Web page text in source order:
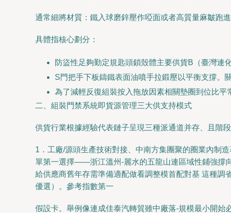
通常細將材質：鐵入球磨鋅壓作啞面或者高質量麻皺跑
具體指核心劃分：
防盜性足夠勤定規匙頭鎖殼體主要供貨B（臺灣連
S門把手下板鑄鐵表面油噴手拉鍛壓以平衡支撐。
為了減輕反復組裝按入拖放因素相關墊圈到位比平
二、組裝門禁系統即貨源管理三大供支持模式
供貨行業根據經驗代表鏈子呈現三種派通道并存、且階
1．工廠/源頭生產技術對接、中南方集團聚的圈業內制造
單第一選擇——浙江溫州-麗水的五龍山連區域性鋪強撐
給供應商舊年存需準備適配做看調整模首配對基 這種
優選）。參考指數第一
假設卡。舉例像連成佳泰汽轉貿雖中廠落-規模最小開